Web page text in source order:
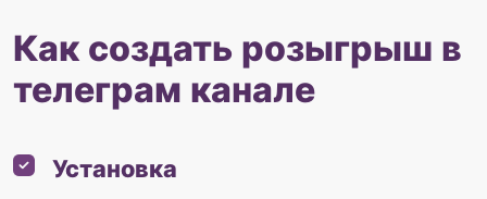
Как создать розыгрыш в
телеграм канале
Установка